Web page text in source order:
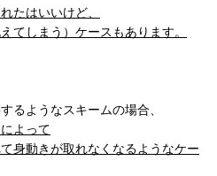
たはいいけど、
てしまう）ケースもあります。
るようなスキームの場合、
よって
身動きが取れなくなるようなケー